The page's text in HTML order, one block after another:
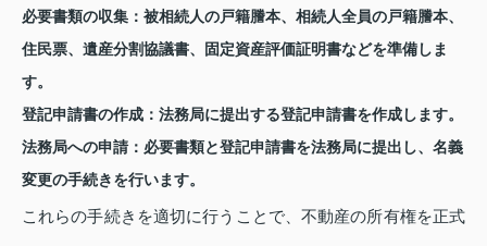
必要書類の収集： 被相続人の戸籍謄本、相続人全員の戸籍謄本、
住民票、遺産分割協議書、固定資産評価証明書などを準備しま
す。
登記申請書の作成： 法務局に提出する登記申請書を作成します。
法務局への申請： 必要書類と登記申請書を法務局に提出し、名義
変更の手続きを行います。
これらの手続きを適切に行うことで、不動産の所有権を正式